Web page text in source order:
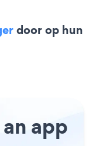
door op hun
app